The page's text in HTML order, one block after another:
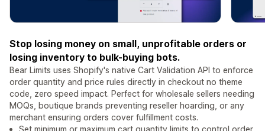
Stop losing money on small, unprofitable orders or
losing inventory to bulk-buying bots.
Bear Limits uses Shopify's native Cart Validation API to enforce
order quantity and price rules directly in checkout no theme
code, zero speed impact. Perfect for wholesale sellers needing
MOQs, boutique brands preventing reseller hoarding, or any
merchant ensuring orders cover fulfillment costs.